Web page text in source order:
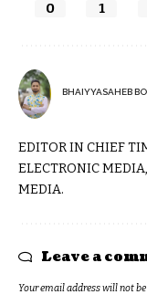
0 1
BHAIYYASAHEB
EDITOR IN CHIEF
ELECTRONIC
MEDIA.
Leave a
Your email address will not